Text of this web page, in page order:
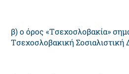
β) ο όρος «Tσεχοσλοβακία»
Tσεχοσλοβακική Σοσιαλιστική